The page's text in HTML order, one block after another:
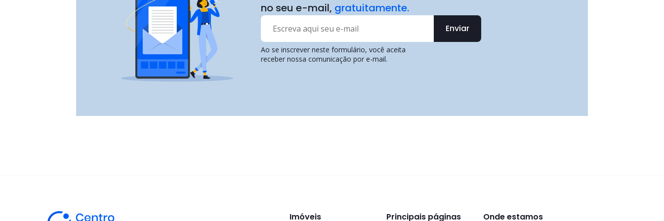
no seu e-mail, gratuitamente.
Enviar
Ao se inscrever neste formulário, você aceita
receber nossa comunicação por e-mail.
Imóveis Principais páginas Onde estamos